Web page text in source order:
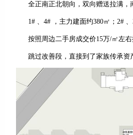
全正南正北朝向，双向赠送拉满，
1# 、4# ，主力建面约380㎡；2# 、
按照周边二手房成交价15万/㎡左右
跳过改善段，直接到了家族传承资